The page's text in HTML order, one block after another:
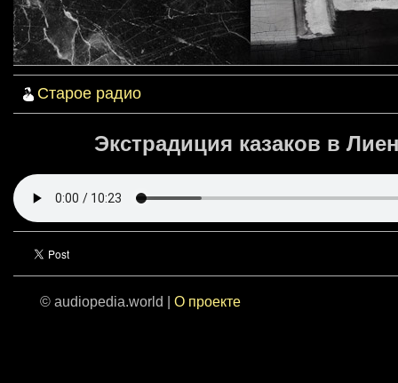
Старое радио
Экстрадиция казаков в
© audiopedia.world | О проекте